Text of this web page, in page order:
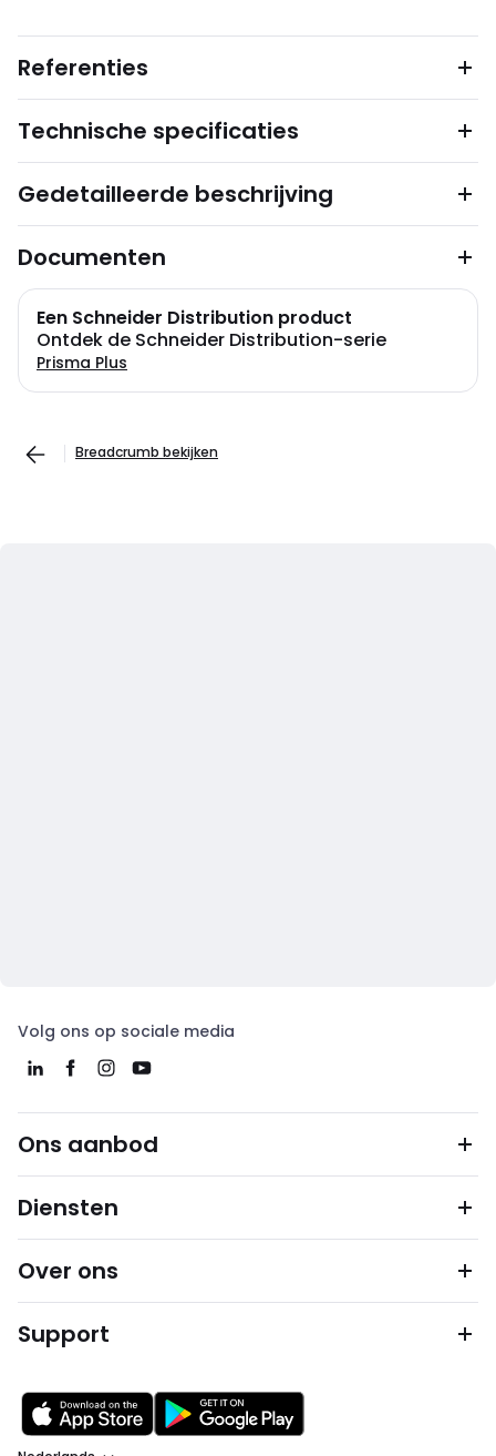
Referenties
Technische specificaties
Gedetailleerde beschrijving
Documenten
Een Schneider Distribution product
Ontdek de Schneider Distribution-serie
Prisma Plus
Breadcrumb bekijken
Volg ons op sociale media
Ons aanbod
Diensten
Over ons
Support